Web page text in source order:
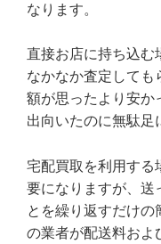
なります。
直接お店に持ち込む
なかなか査定しても
額が思ったより安か
出向いたのに無駄足
宅配買取を利用する
要になりますが、送
とを繰り返すだけ
の業者が配送料およ